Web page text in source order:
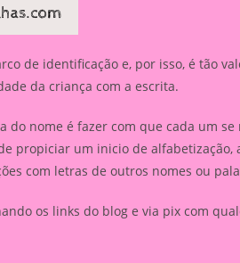
de identificação e, por isso, é tão
da criança com a escrita.
do nome é fazer com que cada um
propiciar um inicio de alfabetização,
com letras de outros nomes ou
os links do blog e via pix com